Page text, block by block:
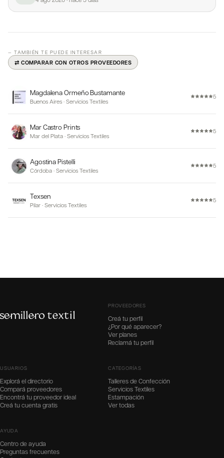
— TAMBIÉN TE PUEDE INTERESAR
⇄ COMPARAR CON OTROS PROVEEDORES
Magdalena Ormeño Bustamante
Buenos Aires · Servicios Textiles
5
Mar Castro Prints
Mar del Plata · Servicios Textiles
5
Agostina Pistelli
Córdoba · Servicios Textiles
5
Texsen
Pilar · Servicios Textiles
5
PROVEEDORES
Creá tu perfil
¿Por qué aparecer?
Ver planes
Reclamá tu perfil
USUARIOS
Explorá el directorio
Compará proveedores
Encontrá tu proveedor ideal
Creá tu cuenta gratis
CATEGORÍAS
Talleres de Confección
Servicios Textiles
Estampación
Ver todas
AYUDA
Centro de ayuda
Preguntas frecuentes